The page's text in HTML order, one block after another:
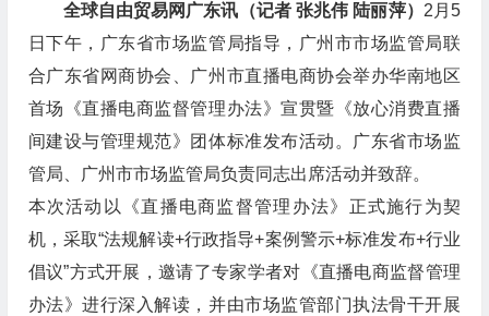
全球自由贸易网广东讯（记者 张兆伟 陆丽萍） 2月5
日下午，广东省市场监管局指导，广州市市场监管局联
合广东省网商协会、广州市直播电商协会举办华南地区
首场《直播电商监督管理办法》宣贯暨《放心消费直播
间建设与管理规范》团体标准发布活动。广东省市场监
管局、广州市市场监管局负责同志出席活动并致辞。
本次活动以《直播电商监督管理办法》正式施行为契
机，采取“法规解读+行政指导+案例警示+标准发布+行业
倡议”方式开展，邀请了专家学者对《直播电商监督管理
办法》进行深入解读，并由市场监管部门执法骨干开展